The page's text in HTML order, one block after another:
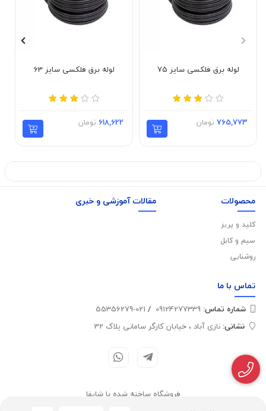
لوله برق فلکسی سایز 75
765,773 تومان
لوله برق فلکسی سایز 63
618,622 تومان
محصولات
کلید و پریز
سیم و کابل
روشنایی
مقالات آموزشی و خبری
تماس با ما
شماره تماس‌: /
021-55356279
نشانی: نازی آباد ، خیابان کارگر سامانی پلاک 32
فروشگاه ساخته شده با شاپفا